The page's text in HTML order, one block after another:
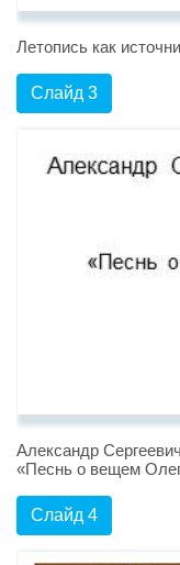
Летопись как
Слайд 3
Александр
«Песнь о вещем
Слайд 4